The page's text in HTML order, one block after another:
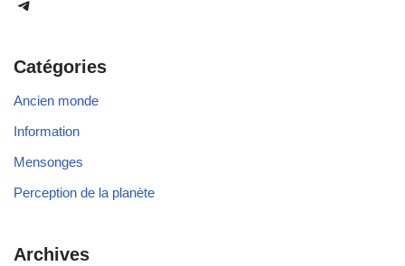
Catégories
Ancien monde
Information
Mensonges
Perception de la planète
Archives